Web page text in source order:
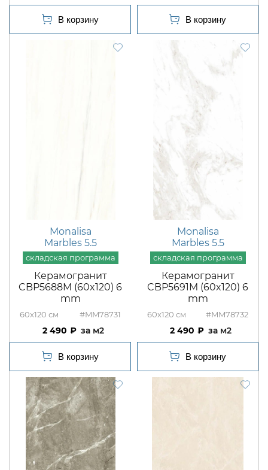
Monalisa
Marbles 5.5
Керамогранит
CBP5688M (60x120) 6
mm
60x120 #MM78731
2 490 м2
Monalisa
Marbles 5.5
Керамогранит
CBP5691M (60x120) 6
mm
60x120 #MM78732
2 490 м2